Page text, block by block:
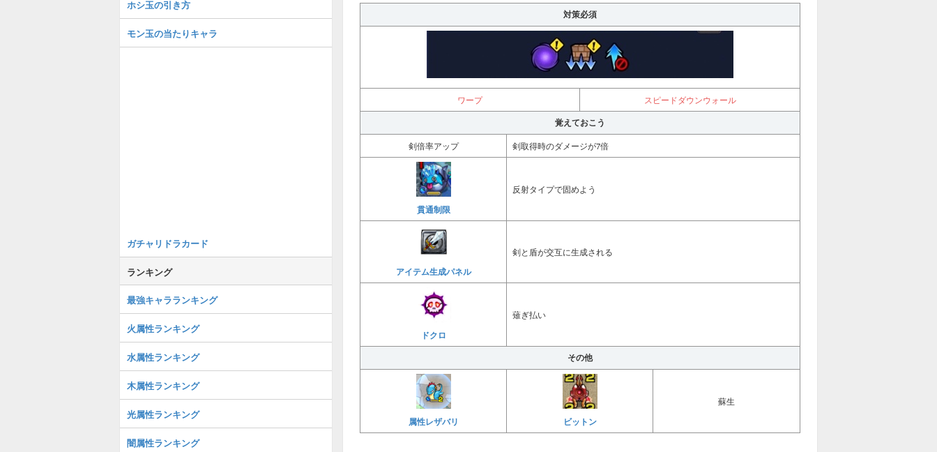
対策必須
ワープ スピードダウンウォール
覚えておこう
剣倍率アップ 剣取得時のダメージが7倍
貫通制限
反射タイプで固めよう
アイテム生成パネル
剣と盾が交互に生成される
ドクロ
薙ぎ払い
その他
属性レザバリ ビットン
蘇生
ホシ玉の引き方
モン玉の当たりキャラ
ガチャリドラカード
ランキング
最強キャラランキング
火属性ランキング
水属性ランキング
木属性ランキング
光属性ランキング
闇属性ランキング